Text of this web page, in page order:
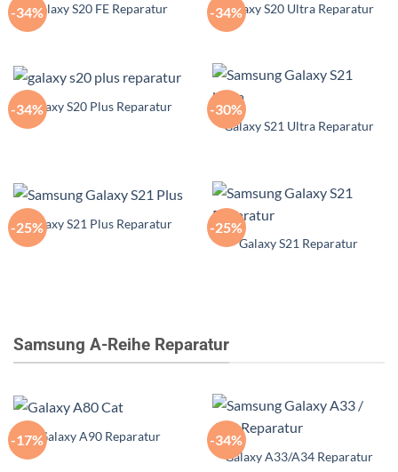
-34%Galaxy S20 FE Reparatur -34%Galaxy S20 Ultra Reparatur
-34%Galaxy S20 Plus Reparatur -30%
Galaxy S21 Ultra Reparatur
-25%Galaxy S21 Plus Reparatur -25%
Galaxy S21 Reparatur
Samsung A-Reihe Reparatur
-17%Galaxy A90 Reparatur -34%
Galaxy A33/A34 Reparatur